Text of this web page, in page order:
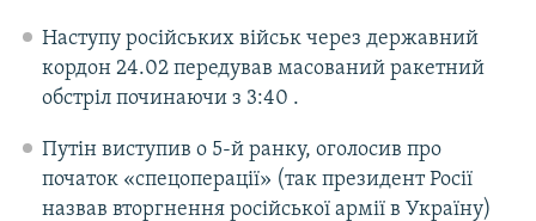
Наступу російських військ через державний
кордон 24.02 передував масований ракетний
обстріл починаючи з 3:40 .
Путін виступив о 5-й ранку, оголосив про
початок «спецоперації» (так президент Росії
назвав вторгнення російської армії в Україну)